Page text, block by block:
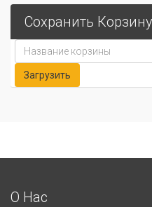
Сохранить Корзину
О Нас